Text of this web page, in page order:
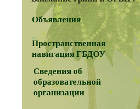
Объявления
Пространственная
навигация ГБДОУ
Сведения об
образовательной
организации